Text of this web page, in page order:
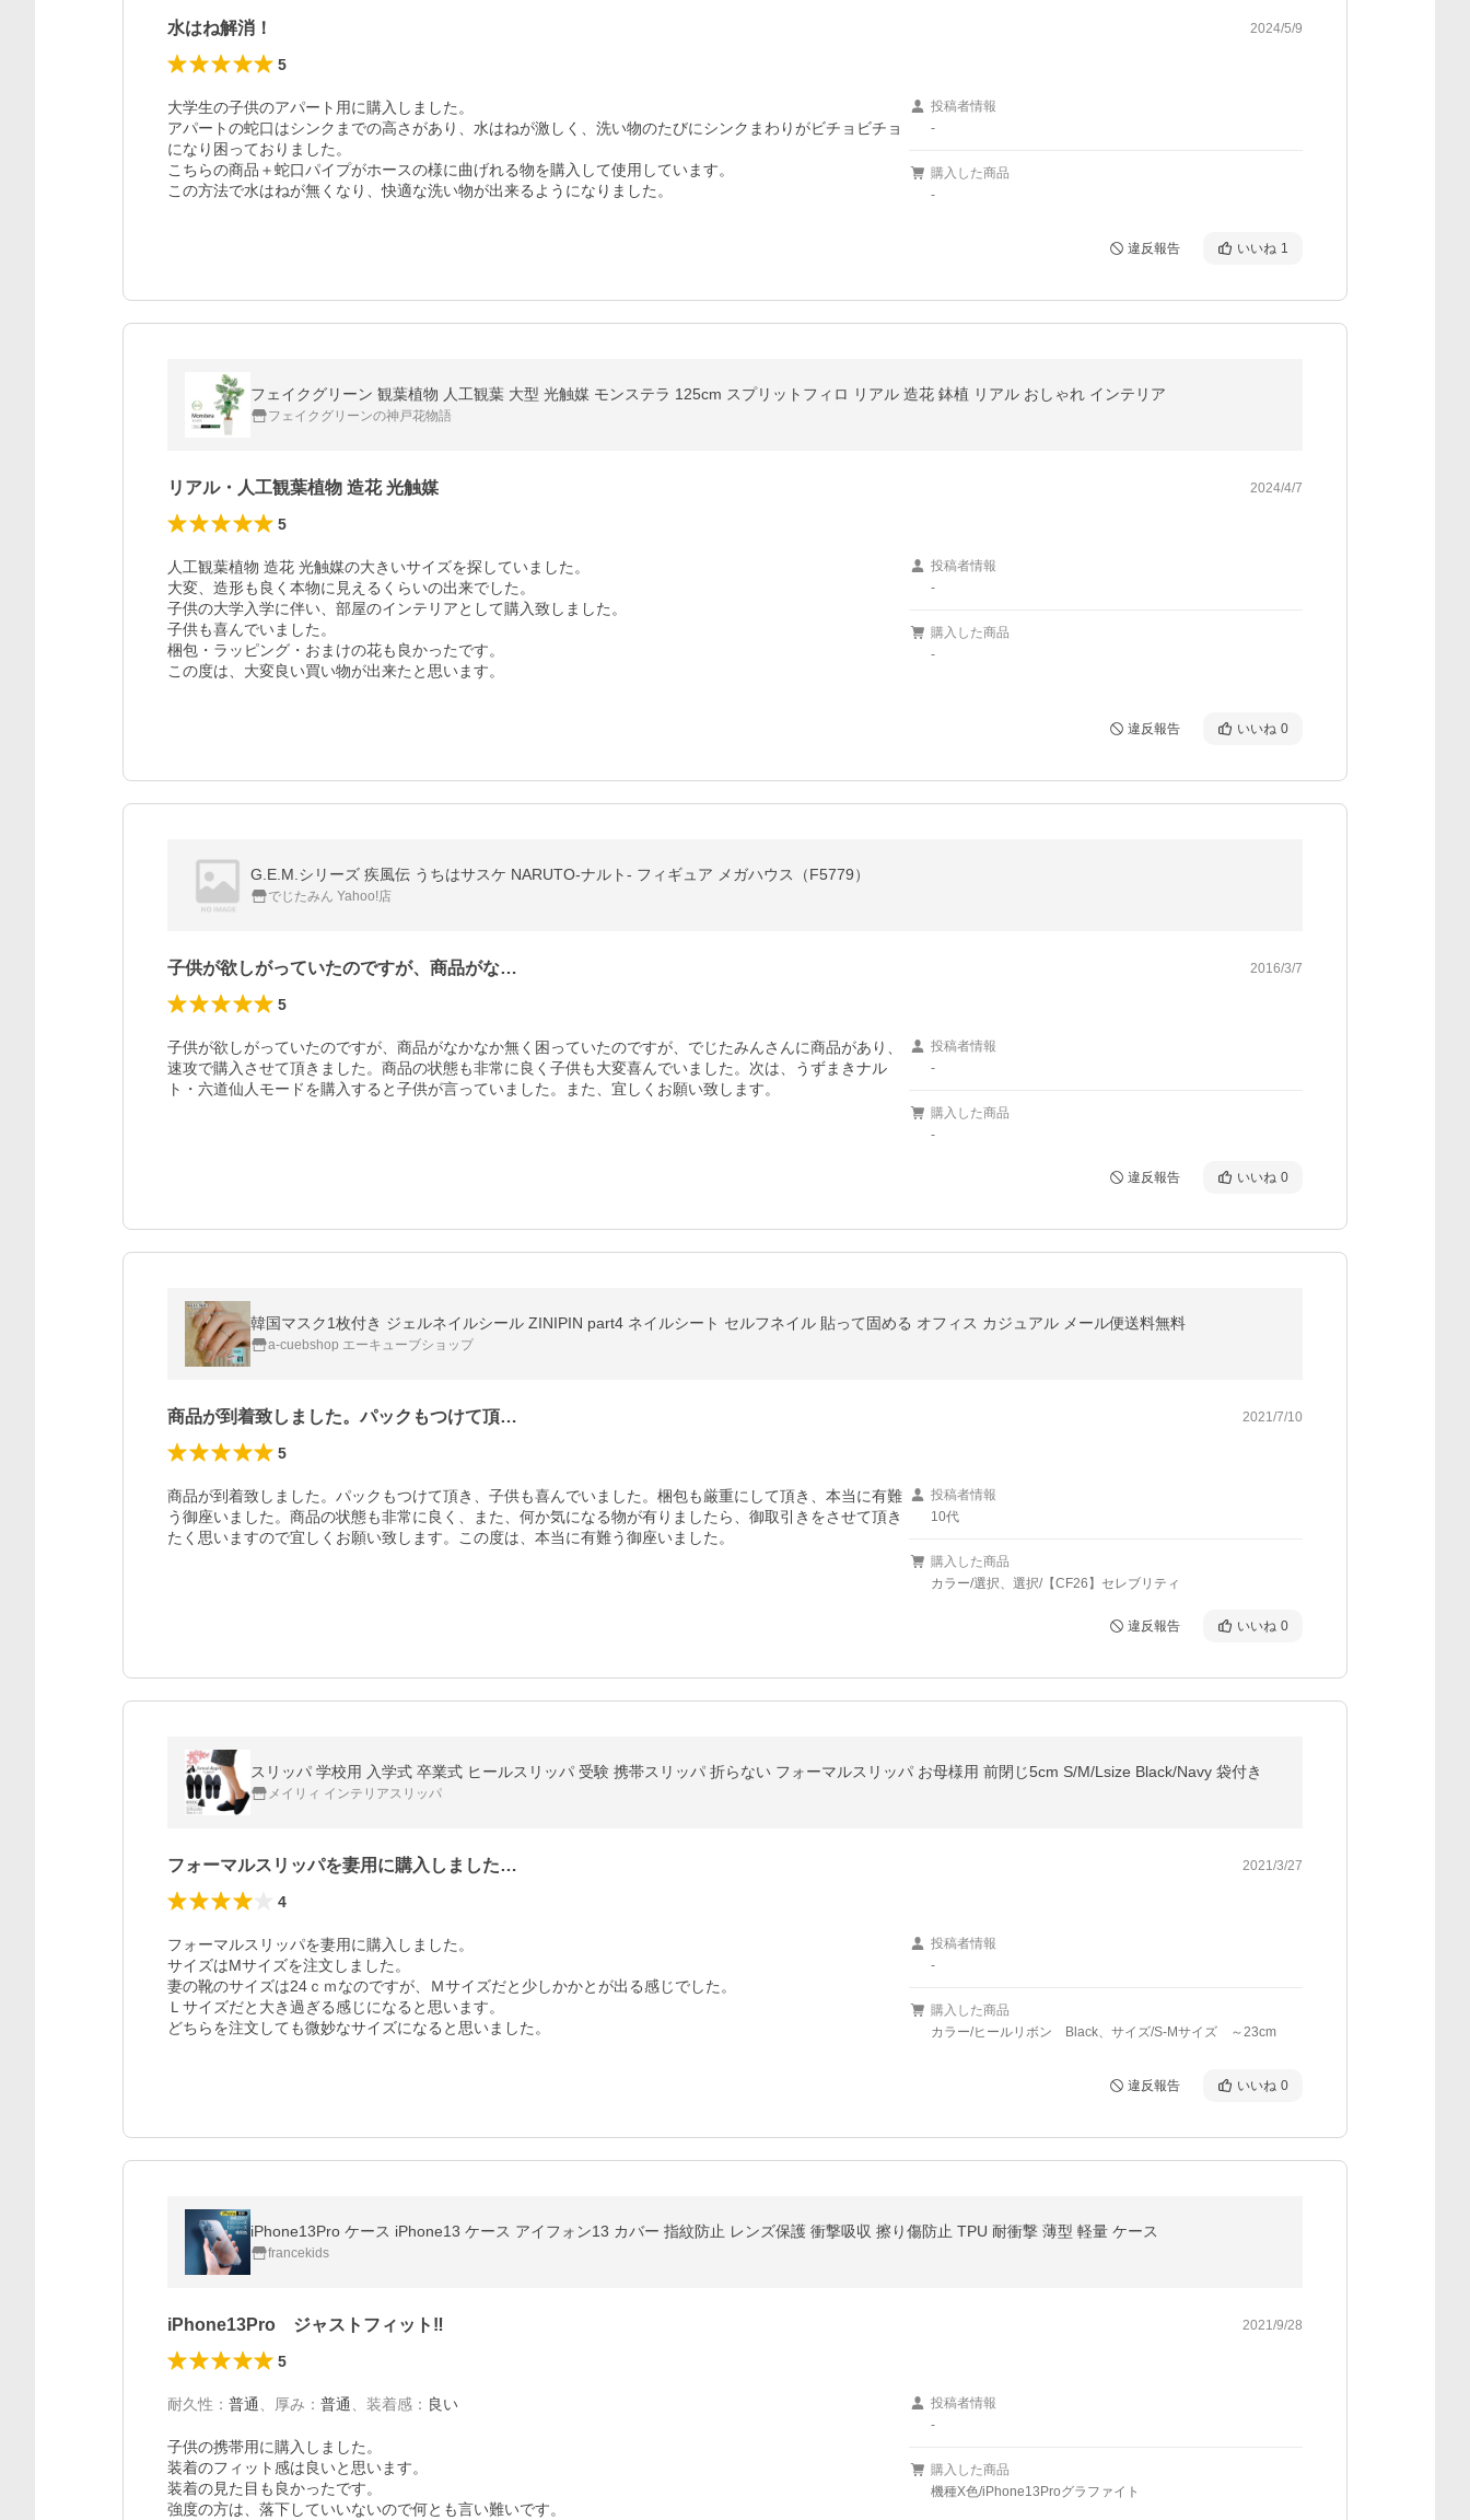
水はね解消！ 2024/5/9
5
大学生の子供のアパート用に購入しました。
アパートの蛇口はシンクまでの高さがあり、水はねが激しく、洗い物のたびにシンクまわりがビチョビチョ
になり困っておりました。
こちらの商品＋蛇口パイプがホースの様に曲げれる物を購入して使用しています。
この方法で水はねが無くなり、快適な洗い物が出来るようになりました。
投稿者情報
-
購入した商品
-
違反報告 いいね 1
フェイクグリーン 観葉植物 人工観葉 大型 光触媒 モンステラ 125cm スプリットフィロ リアル 造花 鉢植 リアル おしゃれ インテリア
フェイクグリーンの神戸花物語
リアル・人工観葉植物 造花 光触媒 2024/4/7
5
人工観葉植物 造花 光触媒の大きいサイズを探していました。
大変、造形も良く本物に見えるくらいの出来でした。
子供の大学入学に伴い、部屋のインテリアとして購入致しました。
子供も喜んでいました。
梱包・ラッピング・おまけの花も良かったです。
この度は、大変良い買い物が出来たと思います。
投稿者情報
-
購入した商品
-
違反報告 いいね 0
G.E.M.シリーズ 疾風伝 うちはサスケ NARUTO-ナルト- フィギュア メガハウス（F5779）
でじたみん Yahoo!店
子供が欲しがっていたのですが、商品がな… 2016/3/7
5
子供が欲しがっていたのですが、商品がなかなか無く困っていたのですが、でじたみんさんに商品があり、
速攻で購入させて頂きました。商品の状態も非常に良く子供も大変喜んでいました。次は、うずまきナル
ト・六道仙人モードを購入すると子供が言っていました。また、宜しくお願い致します。
投稿者情報
-
購入した商品
-
違反報告 いいね 0
韓国マスク1枚付き ジェルネイルシール ZINIPIN part4 ネイルシート セルフネイル 貼って固める オフィス カジュアル メール便送料無料
a-cuebshop エーキューブショップ
商品が到着致しました。パックもつけて頂… 2021/7/10
5
商品が到着致しました。パックもつけて頂き、子供も喜んでいました。梱包も厳重にして頂き、本当に有難
う御座いました。商品の状態も非常に良く、また、何か気になる物が有りましたら、御取引きをさせて頂き
たく思いますので宜しくお願い致します。この度は、本当に有難う御座いました。
投稿者情報
10代
購入した商品
カラー/選択、選択/【CF26】セレブリティ
違反報告 いいね 0
スリッパ 学校用 入学式 卒業式 ヒールスリッパ 受験 携帯スリッパ 折らない フォーマルスリッパ お母様用 前閉じ5cm S/M/Lsize Black/Navy 袋付き
メイリィ インテリアスリッパ
フォーマルスリッパを妻用に購入しました… 2021/3/27
4
フォーマルスリッパを妻用に購入しました。
サイズはMサイズを注文しました。
妻の靴のサイズは24ｃｍなのですが、Ｍサイズだと少しかかとが出る感じでした。
Ｌサイズだと大き過ぎる感じになると思います。
どちらを注文しても微妙なサイズになると思いました。
投稿者情報
-
購入した商品
カラー/ヒールリボン Black、サイズ/S-Mサイズ ～23cm
違反報告 いいね 0
iPhone13Pro ケース iPhone13 ケース アイフォン13 カバー 指紋防止 レンズ保護 衝撃吸収 擦り傷防止 TPU 耐衝撃 薄型 軽量 ケース
francekids
iPhone13Pro ジャストフィット‼ 2021/9/28
5
耐久性 ： 普通 厚み ： 普通 装着感 ： 良い
子供の携帯用に購入しました。
装着のフィット感は良いと思います。
装着の見た目も良かったです。
強度の方は、落下していいないので何とも言い難いです。
投稿者情報
-
購入した商品
機種X色/iPhone13Proグラファイト